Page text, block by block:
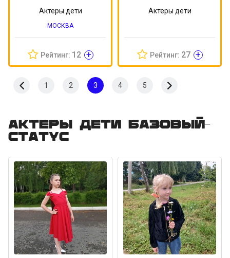
Актеры дети
МОСКВА
Рейтинг: 12 +
Актеры дети
Рейтинг: 27 +
1 2 3 4 5
Актеры дети Базовый-
статус